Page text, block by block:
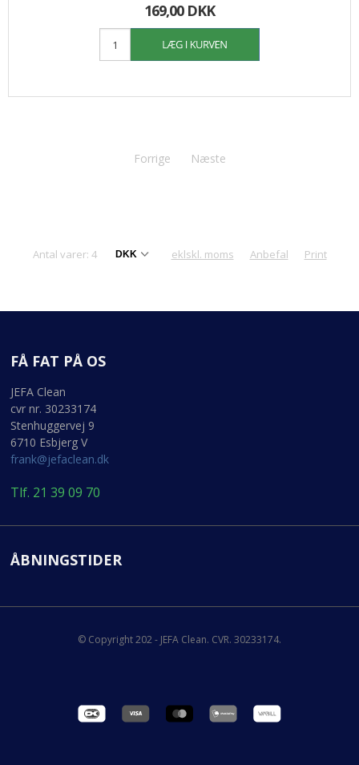
169,00 DKK
Forrige Næste
Antal varer: 4 eklskl. moms Anbefal Print
FÅ FAT PÅ OS
JEFA Clean
cvr nr. 30233174
Stenhuggervej 9
6710 Esbjerg V
frank@jefaclean.dk
Tlf. 21 39 09 70
ÅBNINGSTIDER
© Copyright 202 - JEFA Clean. CVR. 30233174.